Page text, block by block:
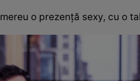
o prezență sexy, cu o